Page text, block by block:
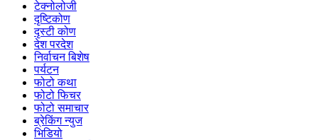
टेक्नोलोजी
दृष्टिकोण
दृस्टी कोण
देश परदेश
निर्वाचन बिशेष
पर्यटन
फोटो कथा
फोटो फिचर
फोटो समाचार
ब्रेकिंग न्युज
भिडियो